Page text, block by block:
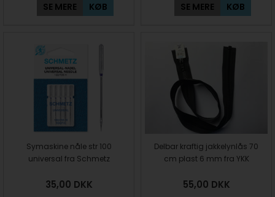
SE MERE KØB SE MERE KØB
Symaskine nåle str 100
universal fra Schmetz
35,00 DKK
Delbar kraftig jakkelynlås 70
cm plast 6 mm fra YKK
55,00 DKK